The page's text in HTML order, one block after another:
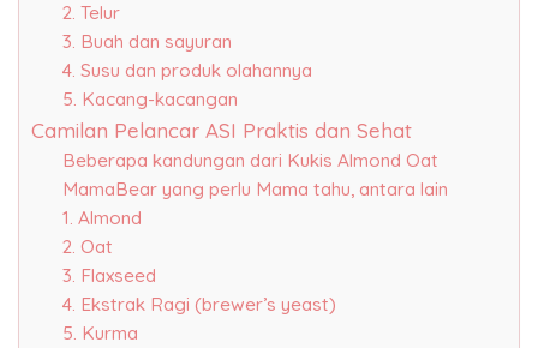
2. Telur
3. Buah dan sayuran
4. Susu dan produk olahannya
5. Kacang-kacangan
Camilan Pelancar ASI Praktis dan Sehat
Beberapa kandungan dari Kukis Almond Oat
MamaBear yang perlu Mama tahu, antara lain
1. Almond
2. Oat
3. Flaxseed
4. Ekstrak Ragi (brewer’s yeast)
5. Kurma